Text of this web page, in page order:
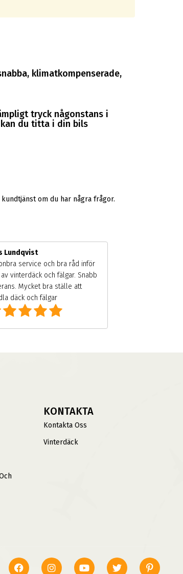
klimatkompenserade,
tryck någonstans i
du titta i din bils
om du har några frågor.
Lundqvist
service och bra råd inför
av vinterdäck och fälgar. Snabb
Mycket bra ställe att
däck och fälgar
KONTAKTA
Kontakta Oss
Vinterdäck